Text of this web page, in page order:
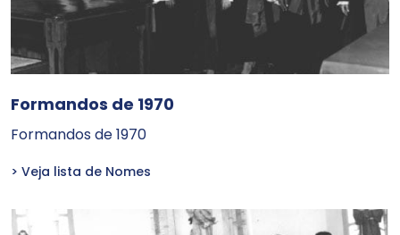
Formandos de 1970
Formandos de 1970
> Veja lista de Nomes